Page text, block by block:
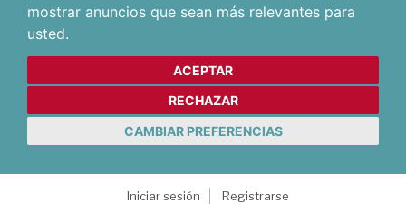
mostrar anuncios que sean más relevantes para
usted.
ACEPTAR
RECHAZAR
CAMBIAR PREFERENCIAS
Iniciar sesión
Registrarse